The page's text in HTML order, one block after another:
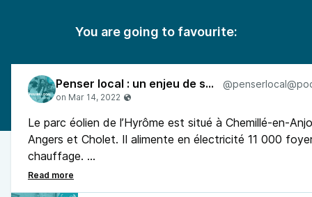
You are going to favourite:
Penser local : un enjeu de société
Le parc éolien de l’Hyrôme est situé à Chemillé-en-
Angers et Cholet. Il alimente en électricité 11 000
chauffage.
Ce projet existe grâce à la mobilisation de plus de
qui gèrent ainsi le parc, sa production d’électricité et